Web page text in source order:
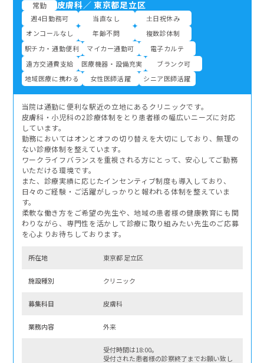
常勤 皮膚科／東京都足立区
週4日勤務可 当直なし
土日祝休み
オンコールなし
年齢不問
複数診体制
駅チカ・通勤便利
マイカー通勤可
電子カルテ
遠方交通費支給
医療機器・設備充実
ブランク可
地域医療に携わる
女性医師活躍 シニア医師活躍
当院は通勤に便利な駅近の立地にあるクリニックです。
皮膚科・小児科の2診療体制をとり患者様の幅広いニーズに対応
しています。
勤務においてはオンとオフの切り替えを大切にしており、無理の
ない診療体制を整えています。
ワークライフバランスを重視される方にとって、安心してご勤務
いただける環境です。
また、診療実績に応じたインセンティブ制度も導入しており、
日々のご経験・ご活躍がしっかりと報われる体制を整えていま
す。
柔軟な働き方をご希望の先生や、地域の患者様の健康教育にも関
わりながら、専門性を活かして診療に取り組みたい先生のご応募
を心よりお待ちしております。
所在地 東京都 足立区
施設種別 クリニック
募集科⽬ 皮膚科
業務内容 外来
受付時間は18:00。
受付された患者様の診察終了までお願い致し